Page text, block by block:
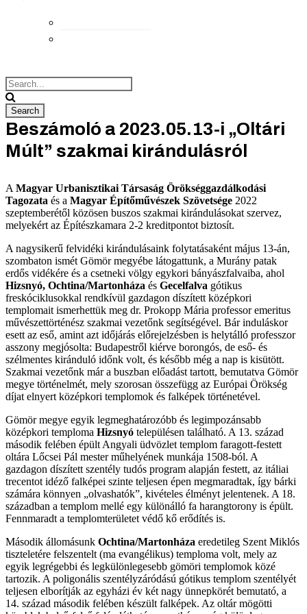
Beszámoló a 2023.05.13-i „Oltári
Múlt” szakmai kirándulásról
A Magyar Urbanisztikai Társaság Örökséggazdálkodási
Tagozata és a Magyar Építőművészek Szövetsége 2022
szeptemberétől közösen buszos szakmai kirándulásokat szervez,
melyekért az Építészkamara 2-2 kreditpontot biztosít.
A nagysikerű felvidéki kirándulásaink folytatásaként május 13-án,
szombaton ismét Gömör megyébe látogattunk, a Murány patak
erdős vidékére és a csetneki völgy egykori bányászfalvaiba, ahol
Hizsnyó, Ochtina/Martonháza és Gecelfalva gótikus
freskóciklusokkal rendkívül gazdagon díszített középkori
templomait ismerhettük meg dr. Prokopp Mária professor emeritus
művészettörténész szakmai vezetőnk segítségével. Bár induláskor
esett az eső, amint azt időjárás előrejelzésben is helytálló professzor
asszony megjósolta: Budapestről kiérve borongós, de eső- és
szélmentes kiránduló időnk volt, és később még a nap is kisütött.
Szakmai vezetőnk már a buszban előadást tartott, bemutatva Gömör
megye történelmét, mely szorosan összefügg az Európai Örökség
díjat elnyert középkori templomok és falképek történetével.
Gömör megye egyik legmeghatározóbb és legimpozánsabb
középkori temploma Hizsnyó településen található. A 13. század
második felében épült Angyali üdvözlet templom faragott-festett
oltára Lőcsei Pál mester műhelyének munkája 1508-ból. A
gazdagon díszített szentély tudós program alapján festett, az itáliai
trecentot idéző falképei szinte teljesen épen megmaradtak, így bárki
számára könnyen „olvashatók”, kivételes élményt jelentenek. A 18.
században a templom mellé egy különálló fa harangtorony is épült.
Fennmaradt a templomterületet védő kő erődítés is.
Második állomásunk Ochtina/Martonháza eredetileg Szent Miklós
tiszteletére felszentelt (ma evangélikus) temploma volt, mely az
egyik legrégebbi és legkülönlegesebb gömöri templomok közé
tartozik. A poligonális szentélyzáródású gótikus templom szentélyét
teljesen elborítják az egyházi év két nagy ünnepkörét bemutató, a
14. század második felében készült falképek. Az oltár mögötti